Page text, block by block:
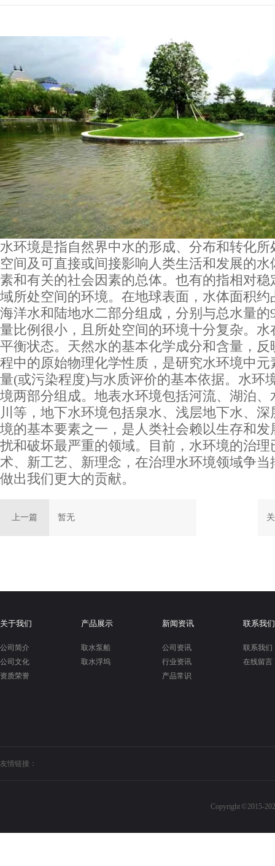
水环境是指自然界中水的形成、分布和转化
空间及可直接或间接影响人类生活和发展的
素和有关的社会因素的总体。也有的指相对
域所处空间的环境。在地球表面，水体面积
海洋水和陆地水二部分组成，分别与总水量的
量比例很小，且所处空间的环境十分复杂。
平衡状态。天然水的基本化学成分和含量，
程中的原始物理化学性质，是研究水环境中
量(或污染程度)与水质评价的基本依据。水环
境两部分组成。地表水环境包括河流、湖泊
川等，地下水环境包括泉水、浅层地下水、
境的基本要素之一，是人类社会赖以生存和
扰和破坏最严重的领域。目前，水环境的治
术、新工艺、新理念，在治理水环境领域争
做出我们更大的贡献。
上一篇 暂无
关于我们
公司简介
公司文化
资质荣誉
产品展示
取水泵船
取水浮坞
新闻资讯
公司资讯
行业资讯
产品常识
联系我们
联系我们
在线留言
友情链接：
Copyright © 2015-